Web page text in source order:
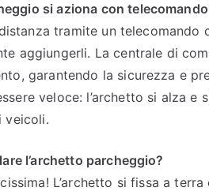
si aziona con
tramite un
aggiungerli. La centrale di
garantendo la sicurezza e
veloce: l’archetto si alza e
veicoli.
l’archetto parcheggio?
L’archetto si fissa a